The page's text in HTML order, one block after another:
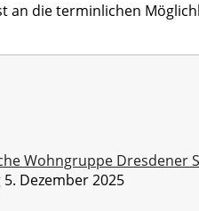
die terminlichen
Wohngruppe Dresdener
5. Dezember 2025